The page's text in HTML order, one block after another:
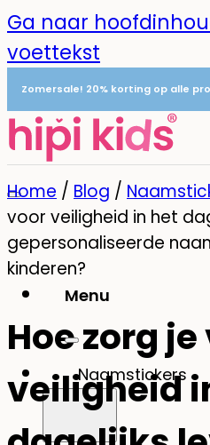
Ga naar
voettekst
Zomersale! 20% korting op alle
Menu
Naamstickers
0
Home / Blog /
voor veiligheid in het
gepersonaliseerde
kinderen?
Hoe zorg
veiligheid